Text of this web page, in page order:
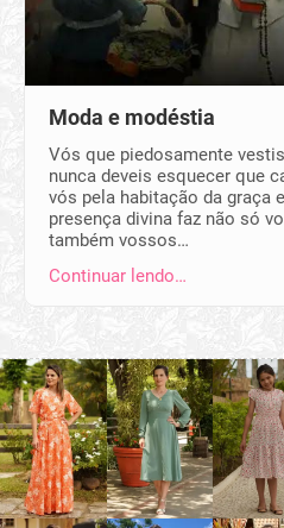
Moda e modéstia
Vós que piedosamente
nunca deveis esquecer que
vós pela habitação da graça
presença divina faz não só
também vossos…
Continuar lendo…